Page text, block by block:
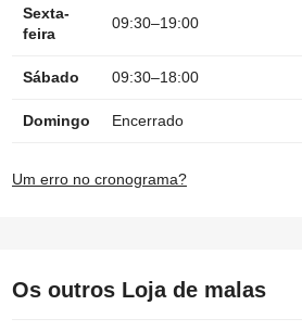
Sexta-
feira
09:30–19:00
Sábado 09:30–18:00
Domingo Encerrado
Um erro no cronograma?
Os outros Loja de malas